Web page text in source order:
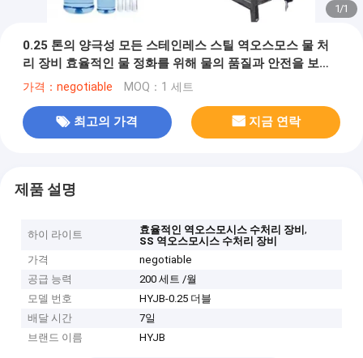
1/1
0.25 톤의 양극성 모든 스테인레스 스틸 역오스모스 물 처
리 장비 효율적인 물 정화를 위해 물의 품질과 안전을 보호
하기 위해
가격：negotiable MOQ：1 세트
최고의 가격 지금 연락
제품 설명
하이 라이트 효율적인 역오스모시스 수처리 장비,
SS 역오스모시스 수처리 장비
가격
negotiable
공급 능력
200 세트 /월
모델 번호
HYJB-0.25 더블
배달 시간
7일
브랜드 이름
HYJB